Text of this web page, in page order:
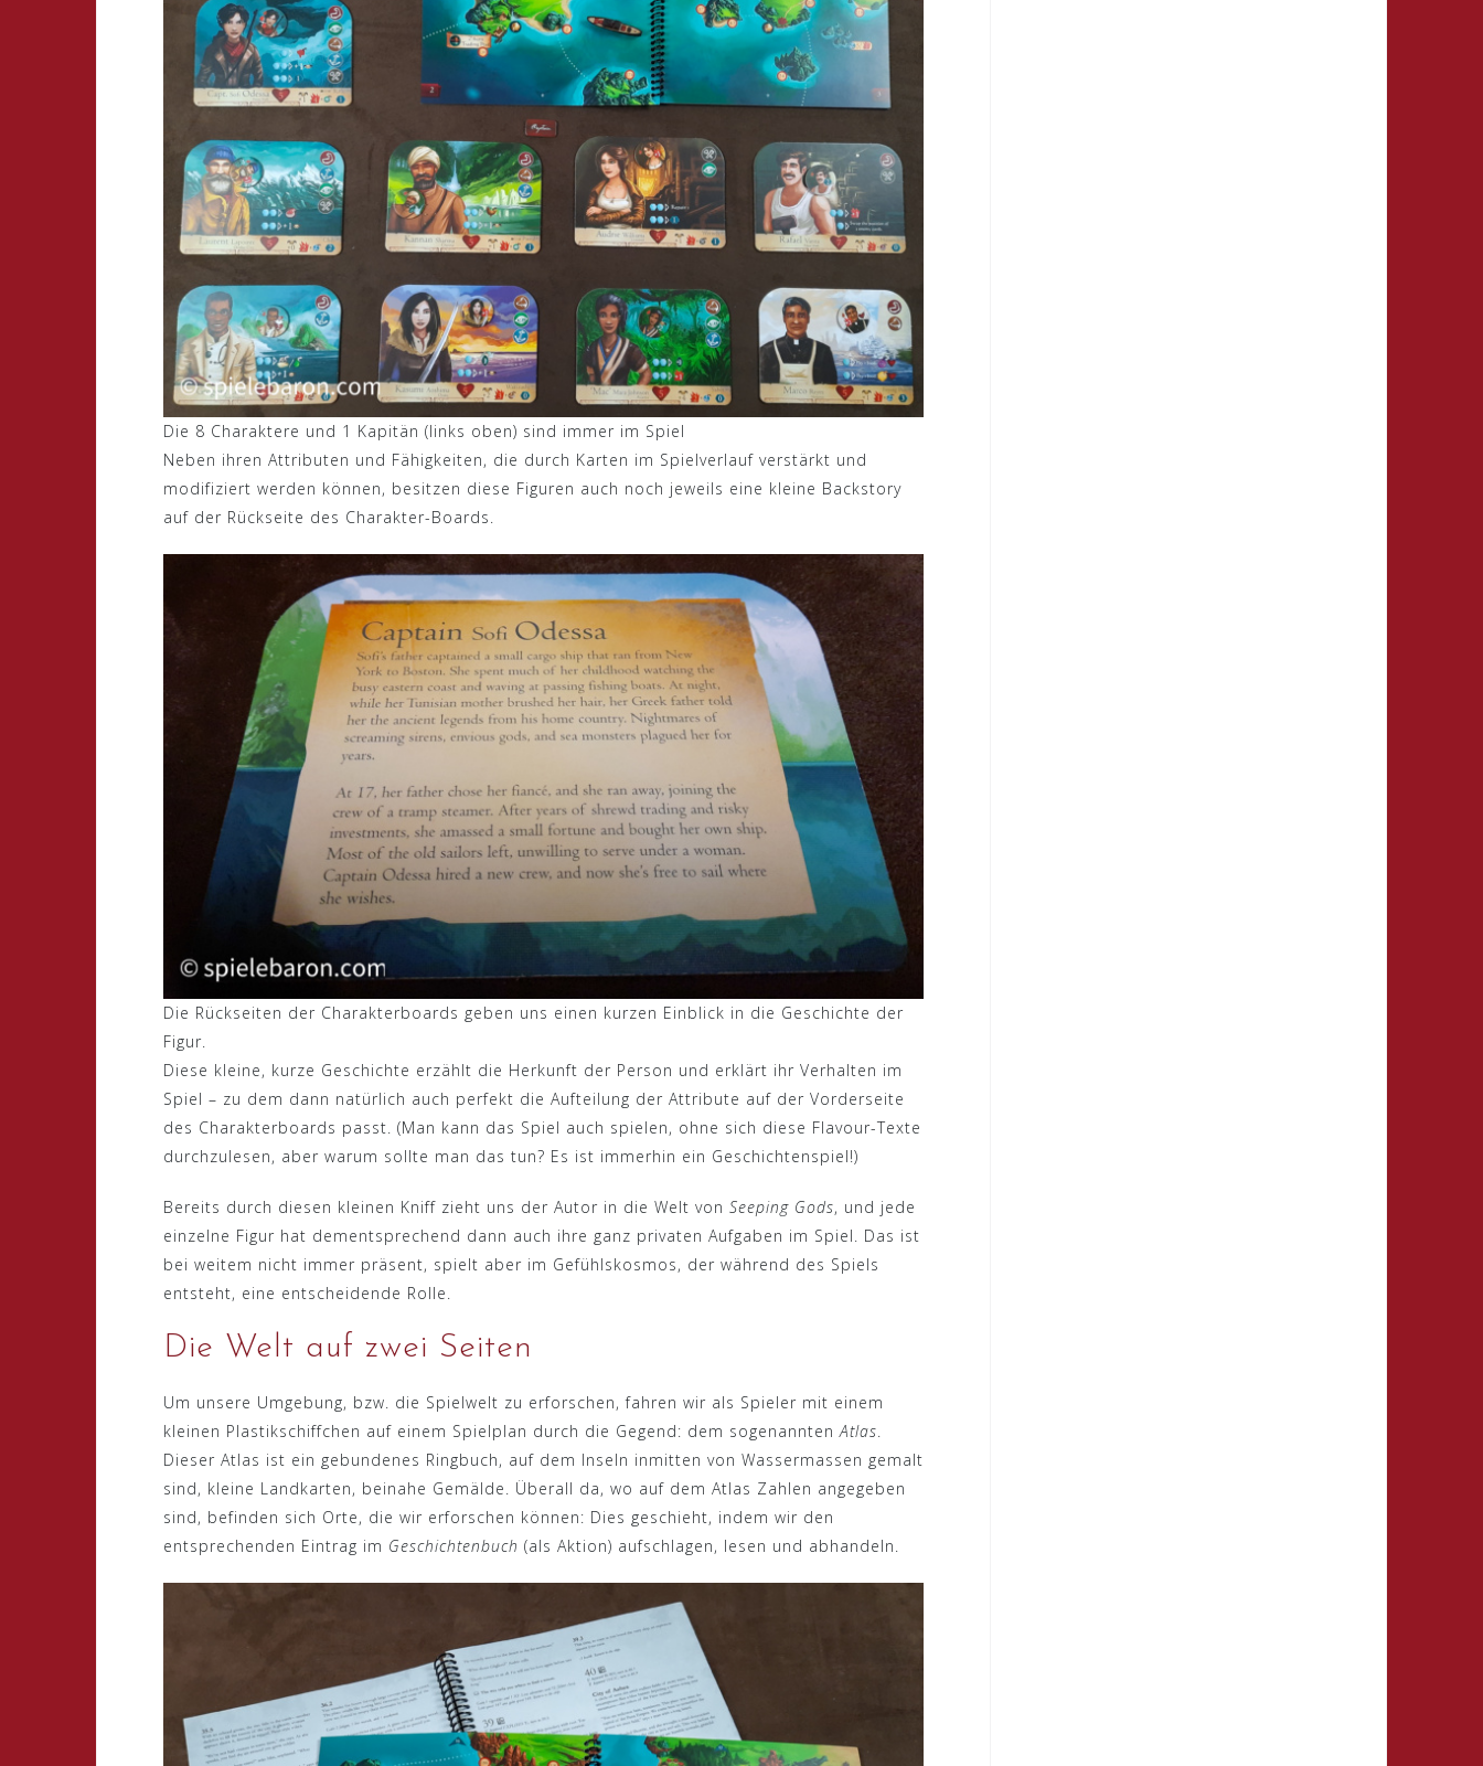
Die 8 Charaktere und 1 Kapitän (links oben) sind immer im Spiel
Neben ihren Attributen und Fähigkeiten, die durch Karten im Spielverlauf verstärkt und
modifiziert werden können, besitzen diese Figuren auch noch jeweils eine kleine Backstory
auf der Rückseite des Charakter-Boards.
Die Rückseiten der Charakterboards geben uns einen kurzen Einblick in die Geschichte der
Figur.
Diese kleine, kurze Geschichte erzählt die Herkunft der Person und erklärt ihr Verhalten im
Spiel – zu dem dann natürlich auch perfekt die Aufteilung der Attribute auf der Vorderseite
des Charakterboards passt. (Man kann das Spiel auch spielen, ohne sich diese Flavour-Texte
durchzulesen, aber warum sollte man das tun? Es ist immerhin ein Geschichtenspiel!)
Bereits durch diesen kleinen Kniff zieht uns der Autor in die Welt von Seeping Gods, und jede
einzelne Figur hat dementsprechend dann auch ihre ganz privaten Aufgaben im Spiel. Das ist
bei weitem nicht immer präsent, spielt aber im Gefühlskosmos, der während des Spiels
entsteht, eine entscheidende Rolle.
Die Welt auf zwei Seiten
Um unsere Umgebung, bzw. die Spielwelt zu erforschen, fahren wir als Spieler mit einem
kleinen Plastikschiffchen auf einem Spielplan durch die Gegend: dem sogenannten Atlas
Dieser Atlas ist ein gebundenes Ringbuch, auf dem Inseln inmitten von Wassermassen gemalt
sind, kleine Landkarten, beinahe Gemälde. Überall da, wo auf dem Atlas Zahlen angegeben
sind, befinden sich Orte, die wir erforschen können: Dies geschieht, indem wir den
entsprechenden Eintrag im Geschichtenbuch (als Aktion) aufschlagen, lesen und abhandeln.